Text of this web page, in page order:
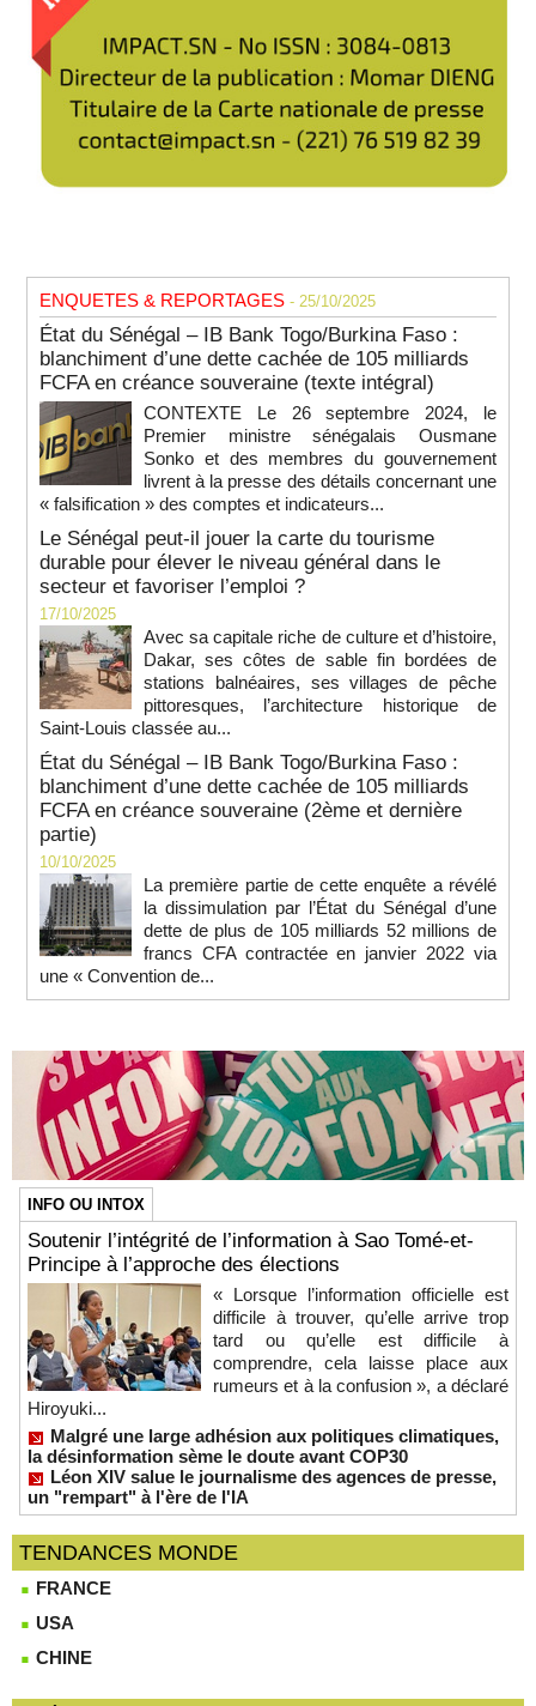
ENQUETES & REPORTAGES - 25/10/2025
État du Sénégal – IB Bank Togo/Burkina Faso :
blanchiment d’une dette cachée de 105 milliards
FCFA en créance souveraine (texte intégral)
CONTEXTE Le 26 septembre 2024, le
Premier ministre sénégalais Ousmane
Sonko et des membres du gouvernement
livrent à la presse des détails concernant une
« falsification » des comptes et indicateurs...
Le Sénégal peut-il jouer la carte du tourisme
durable pour élever le niveau général dans le
secteur et favoriser l’emploi ?
17/10/2025
Avec sa capitale riche de culture et d’histoire,
Dakar, ses côtes de sable fin bordées de
stations balnéaires, ses villages de pêche
pittoresques, l’architecture historique de
Saint-Louis classée au...
État du Sénégal – IB Bank Togo/Burkina Faso :
blanchiment d’une dette cachée de 105 milliards
FCFA en créance souveraine (2ème et dernière
partie)
10/10/2025
La première partie de cette enquête a révélé
la dissimulation par l’État du Sénégal d’une
dette de plus de 105 milliards 52 millions de
francs CFA contractée en janvier 2022 via
une « Convention de...
INFO OU INTOX
Soutenir l’intégrité de l’information à Sao Tomé-et-
Principe à l’approche des élections
« Lorsque l’information officielle est
difficile à trouver, qu’elle arrive trop
tard ou qu’elle est difficile à
comprendre, cela laisse place aux
rumeurs et à la confusion », a déclaré
Hiroyuki...
Malgré une large adhésion aux politiques climatiques,
la désinformation sème le doute avant COP30
Léon XIV salue le journalisme des agences de presse,
un "rempart" à l'ère de l'IA
TENDANCES MONDE
FRANCE
USA
CHINE